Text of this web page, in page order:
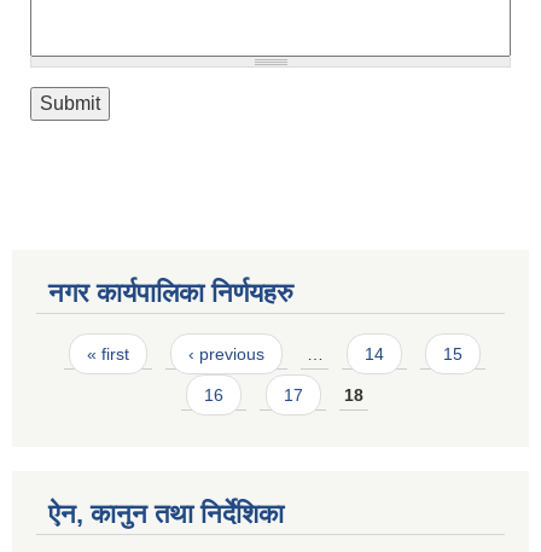
नगर कार्यपालिका निर्णयहरु
Pages
« first ‹ previous … 14 15
16 17 18
ऐन, कानुन तथा निर्देशिका